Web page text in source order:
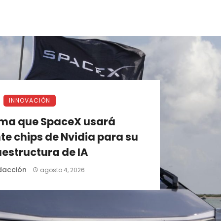
INNOVACIÓN
que SpaceX usará
chips de Nvidia para su
de IA
agosto 4, 2026